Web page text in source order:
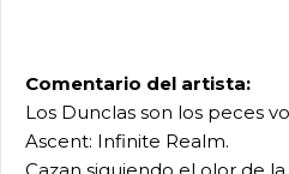
Comentario del artista:
Los Dunclas son los peces
Ascent: Infinite Realm.